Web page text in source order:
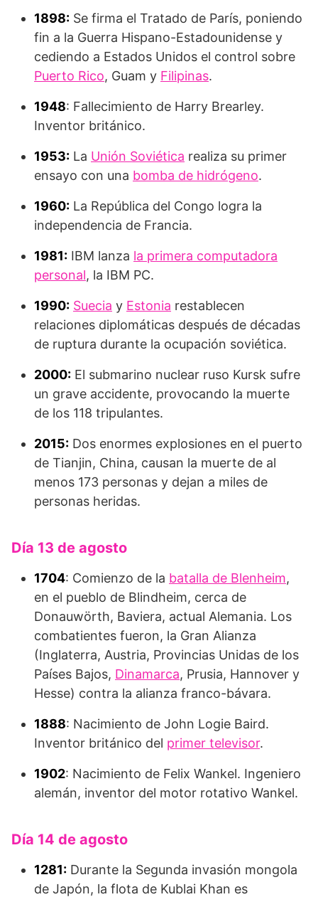
1898: Se firma el Tratado de París, poniendo
fin a la Guerra Hispano-Estadounidense y
cediendo a Estados Unidos el control sobre
Puerto Rico, Guam y Filipinas.
1948: Fallecimiento de Harry Brearley.
Inventor británico.
1953: La Unión Soviética realiza su primer
ensayo con una bomba de hidrógeno.
1960: La República del Congo logra la
independencia de Francia.
1981: IBM lanza la primera computadora
personal, la IBM PC.
1990: Suecia y Estonia restablecen
relaciones diplomáticas después de décadas
de ruptura durante la ocupación soviética.
2000: El submarino nuclear ruso Kursk sufre
un grave accidente, provocando la muerte
de los 118 tripulantes.
2015: Dos enormes explosiones en el puerto
de Tianjin, China, causan la muerte de al
menos 173 personas y dejan a miles de
personas heridas.
Día 13 de agosto
1704: Comienzo de la batalla de Blenheim,
en el pueblo de Blindheim, cerca de
Donauwörth, Baviera, actual Alemania. Los
combatientes fueron, la Gran Alianza
(Inglaterra, Austria, Provincias Unidas de los
Países Bajos, Dinamarca, Prusia, Hannover y
Hesse) contra la alianza franco-bávara.
1888: Nacimiento de John Logie Baird.
Inventor británico del primer televisor.
1902: Nacimiento de Felix Wankel. Ingeniero
alemán, inventor del motor rotativo Wankel.
Día 14 de agosto
1281: Durante la Segunda invasión mongola
de Japón, la flota de Kublai Khan es